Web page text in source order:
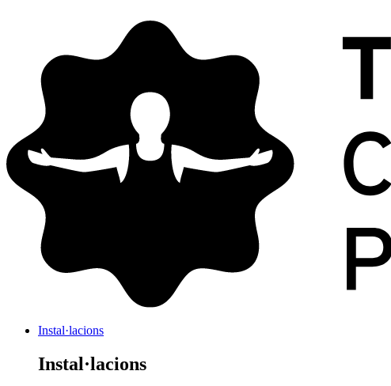
Instal·lacions
Instal·lacions